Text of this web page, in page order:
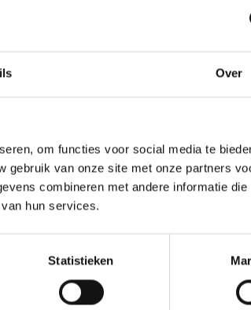
Over
om functies voor social media te
gebruik van onze site met onze partners
combineren met andere informatie die
hun services.
Statistieken
het juiste adres voor de beste kwaliteit
zowel uw klanten als uw medewerkers. De
u vragen? Onze klantenservice staat
zorgt u ervoor dat iedereen in een
brandgevaar te minimaliseren. Vetdeeltjes
om te investeren in de juiste